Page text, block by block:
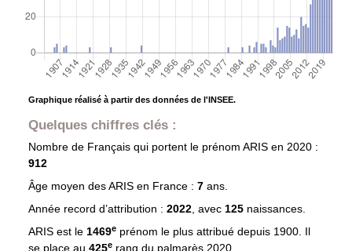
Graphique réalisé à partir des données de l'INSEE.
Quelques chiffres clés :
Nombre de Français qui portent le prénom ARIS en 2020 :
912
Âge moyen desARISen France : 7 ans.
Année record d’attribution : 2022, avec 125 naissances.
ARIS est le 1469eprénom le plus attribué depuis 1900. Il
se place au 425e rang du palmarès 2020.